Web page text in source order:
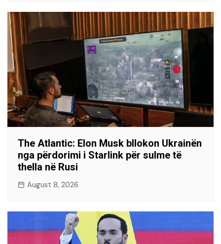
The Atlantic: Elon Musk bllokon Ukrainën
nga përdorimi i Starlink për sulme të
thella në Rusi
August 8, 2026